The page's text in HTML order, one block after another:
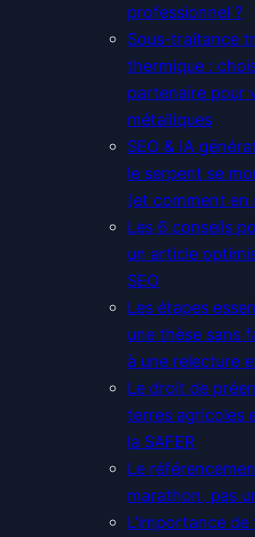
professionnel ?
Sous-traitance
thermique :
partenaire pour
métalliques
SEO & IA
le serpent se
(et comment en
Les 6 conseils
un article
SEO
Les étapes
une thèse sans
à une relecture
Le droit de
terres agricoles
la SAFER
Le
marathon, pas
L’importance de